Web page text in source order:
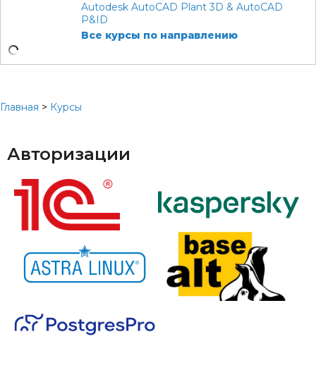
Autodesk AutoCAD Plant 3D & AutoCAD
P&ID
Все курсы по направлению
Главная > Курсы
Авторизации